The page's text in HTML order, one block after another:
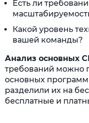
Есть ли
Какой уровень
вашей команды?
Анализ основных
требований можно
основных
разделили их на
бесплатные и